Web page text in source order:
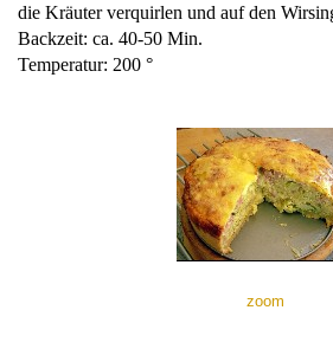
die Kräuter verquirlen und auf den
Backzeit: ca. 40-50 Min.
Temperatur: 200 °
zoom